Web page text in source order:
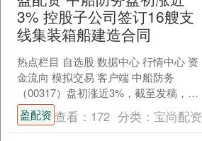
3% 控股子公司签订16艘支
线集装箱船建造合同
热点栏目 自选股 数据中心 行情中心 资
金流向 模拟交易 客户端 中船防务
（00317）盘初涨近3%，截至发稿，股
价上涨1.91%，报14.97港元，成交额
94....
盈配资 查看： 172 分类： 宝尚配资